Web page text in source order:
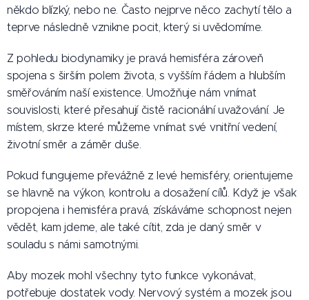
někdo blízký, nebo ne. Často nejprve něco zachytí tělo a
teprve následně vznikne pocit, který si uvědomíme.
Z pohledu biodynamiky je pravá hemisféra zároveň
spojena s širším polem života, s vyšším řádem a hlubším
směřováním naší existence. Umožňuje nám vnímat
souvislosti, které přesahují čistě racionální uvažování. Je
místem, skrze které můžeme vnímat své vnitřní vedení,
životní směr a záměr duše.
Pokud fungujeme převážně z levé hemisféry, orientujeme
se hlavně na výkon, kontrolu a dosažení cílů. Když je však
propojena i hemisféra pravá, získáváme schopnost nejen
vědět, kam jdeme, ale také cítit, zda je daný směr v
souladu s námi samotnými.
Aby mozek mohl všechny tyto funkce vykonávat,
potřebuje dostatek vody. Nervový systém a mozek jsou